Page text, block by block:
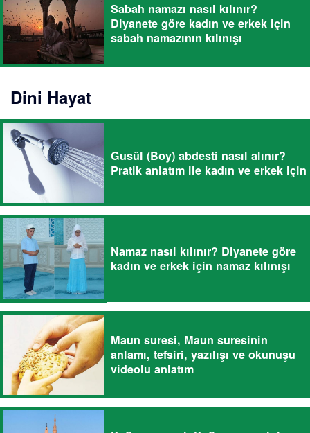
Sabah namazı nasıl kılınır?
Diyanete göre kadın ve erkek için
sabah namazının kılınışı
Dini Hayat
Gusül (Boy) abdesti nasıl alınır?
Pratik anlatım ile kadın ve erkek için
Namaz nasıl kılınır? Diyanete göre
kadın ve erkek için namaz kılınışı
Maun suresi, Maun suresinin
anlamı, tefsiri, yazılışı ve okunuşu
videolu anlatım